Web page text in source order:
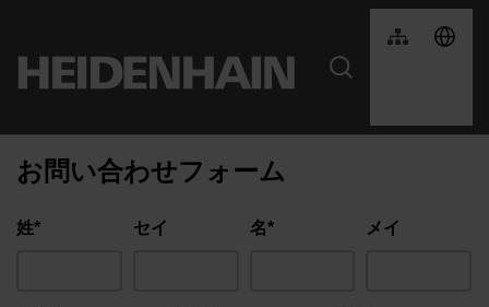
お問い合わせフォーム
姓* セイ 名* メイ